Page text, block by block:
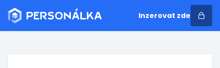
Inzerovat zde